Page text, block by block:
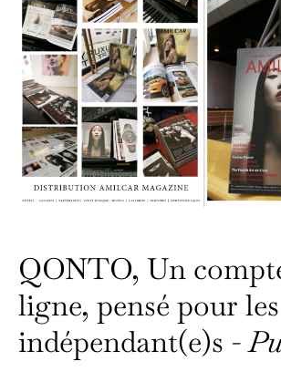
QONTO, Un
ligne, pensé pour
indépendant(e)s -